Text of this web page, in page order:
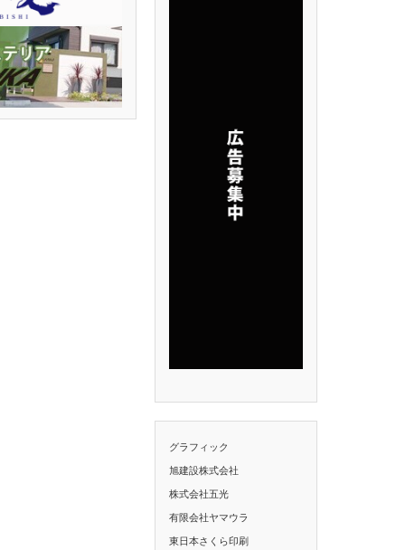
グラフィック
旭建設株式会社
株式会社五光
有限会社ヤマウラ
東日本さくら印刷